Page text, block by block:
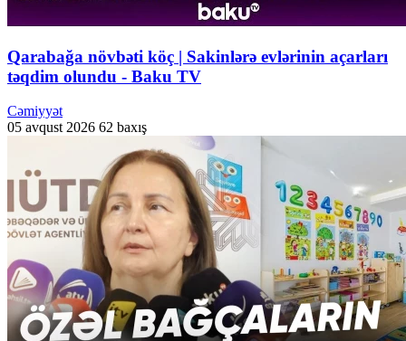
Qarabağa növbəti köç | Sakinlərə evlərinin açarları
təqdim olundu - Baku TV
Cəmiyyət
05 avqust 2026 62 baxış